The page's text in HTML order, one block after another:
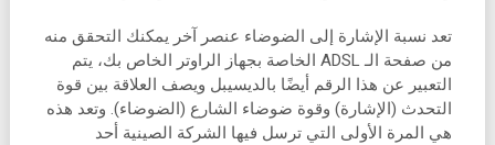
تعد نسبة الإشارة إلى الضوضاء عنصر آخر يمكنك التحقق منه
من صفحة الـ ADSL الخاصة بجهاز الراوتر الخاص بك، يتم
التعبير عن هذا الرقم أيضًا بالديسيبل ويصف العلاقة بين قوة
التحدث (الإشارة) وقوة ضوضاء الشارع (الضوضاء). وتعد هذه
هي المرة الأولى التي ترسل فيها الشركة الصينية أحد